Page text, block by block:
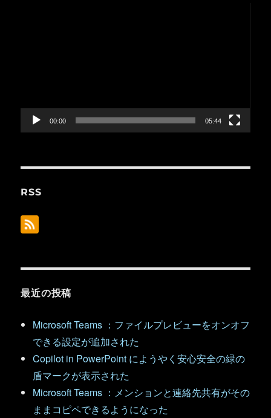
ー
00:00 05:44
RSS
最近の投稿
Microsoft Teams ：ファイルプレビューをオンオフ
できる設定が追加された
Copilot in PowerPoint にようやく安心安全の緑の
盾マークが表示された
Microsoft Teams ：メンションと連絡先共有がその
ままコピペできるようになった